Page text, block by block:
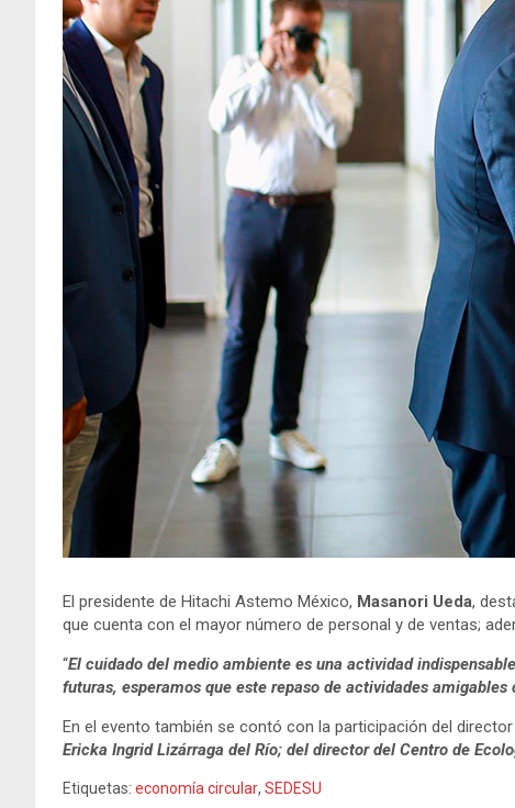
El presidente de Hitachi Astemo México, Masanori Ueda,
que cuenta con el mayor número de personal y de ventas;
“El cuidado del medio ambiente es una actividad
futuras, esperamos que este repaso de actividades
En el evento también se contó con la participación del director
Ericka Ingrid Lizárraga del Río; del director del Centro de
Etiquetas: economía circular, SEDESU